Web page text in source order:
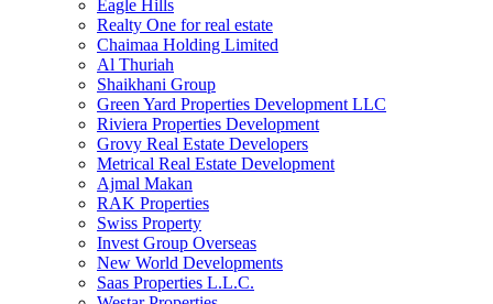
Eagle Hills
Realty One for real estate
Chaimaa Holding Limited
Al Thuriah
Shaikhani Group
Green Yard Properties Development LLC
Riviera Properties Development
Grovy Real Estate Developers
Metrical Real Estate Development
Ajmal Makan
RAK Properties
Swiss Property
Invest Group Overseas
New World Developments
Saas Properties L.L.C.